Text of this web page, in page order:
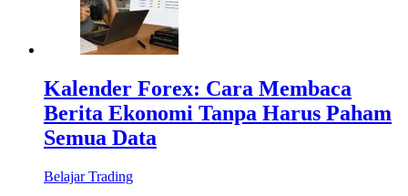
Kalender Forex: Cara Membaca
Berita Ekonomi Tanpa Harus Paham
Semua Data
Belajar Trading